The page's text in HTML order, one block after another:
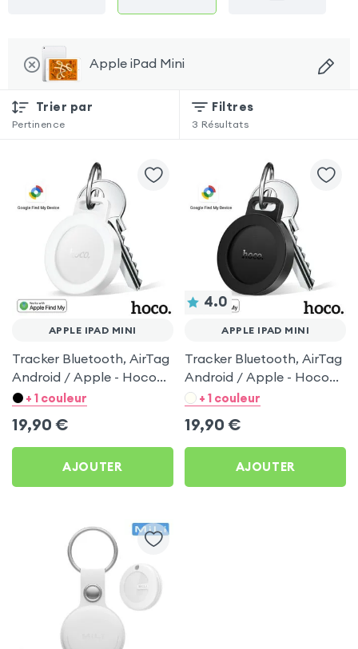
Apple iPad Mini
Trier par
Pertinence
Filtres
3 Résultats
APPLE IPAD MINI
Tracker Bluetooth, AirTag
Android / Apple - Hoco
Blanc pour Apple iPad
+ 1 couleur
19,90 €
AJOUTER
4.0
APPLE IPAD MINI
Tracker Bluetooth, AirTag
Android / Apple - Hoco
Noir pour Apple iPad Mini
+ 1 couleur
19,90 €
AJOUTER